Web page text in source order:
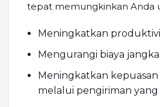
tepat memungkinkan Anda
Meningkatkan
Mengurangi biaya
Meningkatkan
melalui pengiriman yang